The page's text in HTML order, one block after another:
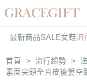
最新商品SALE女鞋流
首頁 > 流行趨勢 >
素面尖頭全真皮後簍空